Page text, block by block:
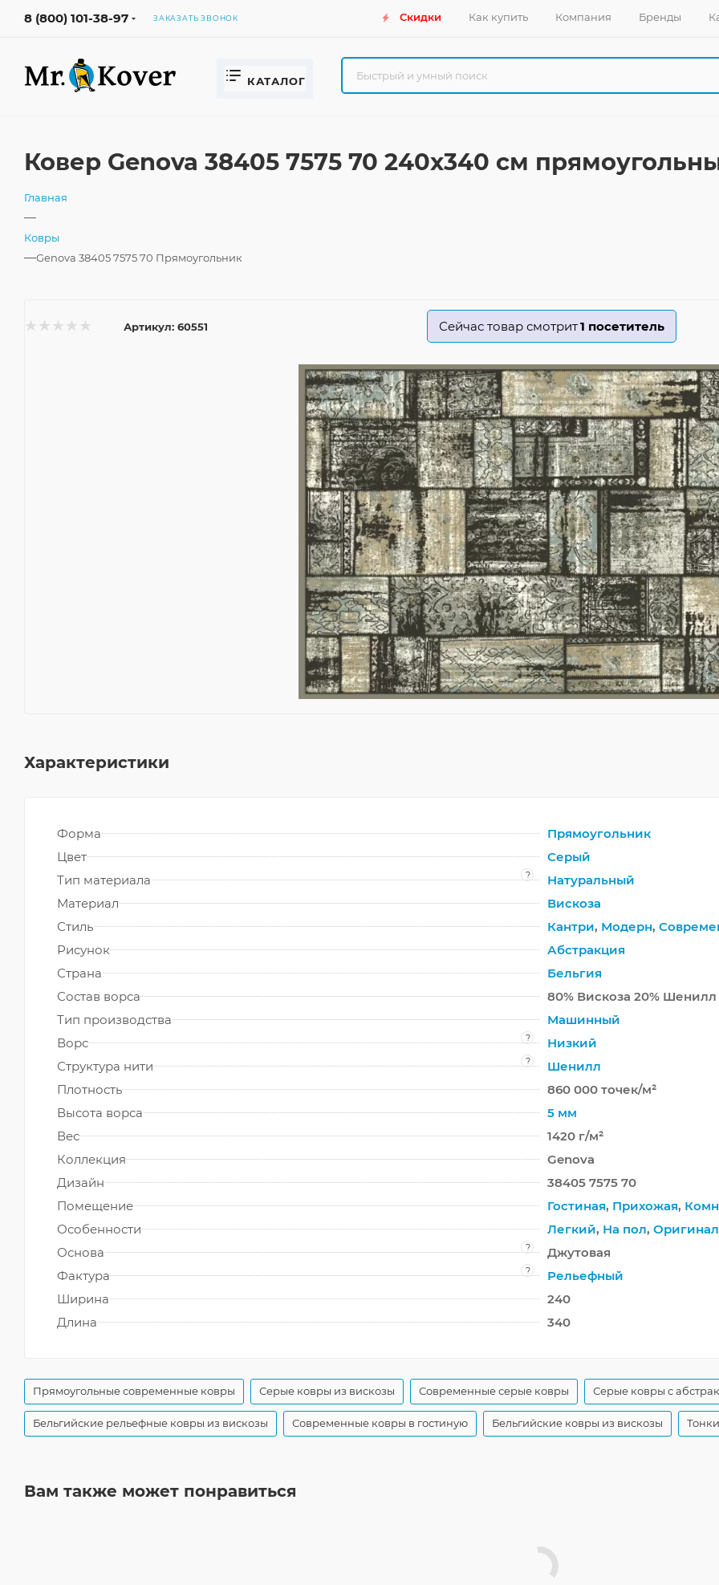
8 (800) 101-38-97 ЗАКАЗАТЬ ЗВОНОК Скидки Как купить Компания Бренды
КАТАЛОГ
Ковер Genova 38405 7575 70 240x340 см
Главная
—
Ковры
—Genova 38405 7575 70 Прямоугольник
Артикул: 60551 Сейчас товар смотрит1 посетитель
Характеристики
Форма
Прямоугольник
Цвет
Серый
Тип материала
?
Натуральный
Материал
Вискоза
Стиль
Кантри, Модерн,
Рисунок
Абстракция
Страна
Бельгия
Состав ворса
80% Вискоза 20% Шенилл
Тип производства
Машинный
Ворс
?
Низкий
Структура нити
?
Шенилл
Плотность
860 000 точек/м²
Высота ворса
5 мм
Вес
1420 г/м²
Коллекция
Genova
Дизайн
38405 7575 70
Помещение
Гостиная, Прихожая,
Особенности
Легкий, На пол,
Основа
?
Джутовая
Фактура
?
Рельефный
Ширина
240
Длина
340
Прямоугольные современные ковры Серые ковры из вискозы Современные серые ковры Серые ковры с
Бельгийские рельефные ковры из вискозы Современные ковры в гостиную Бельгийские ковры из вискозы
Вам также может понравиться